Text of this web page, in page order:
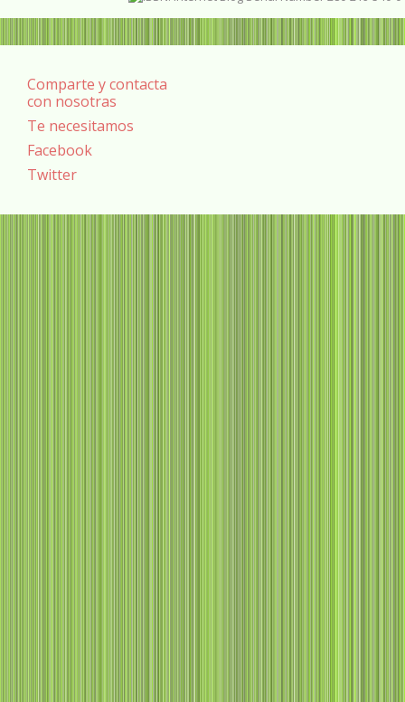
Comparte y contacta
con nosotras
Te necesitamos
Facebook
Twitter